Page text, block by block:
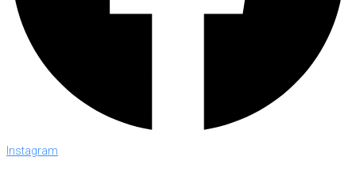
Instagram